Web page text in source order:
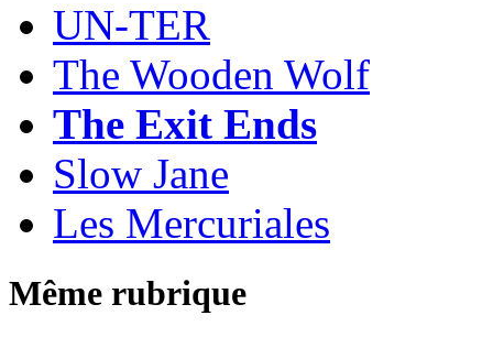
UN-TER
The Wooden Wolf
The Exit Ends
Slow Jane
Les Mercuriales
Même rubrique